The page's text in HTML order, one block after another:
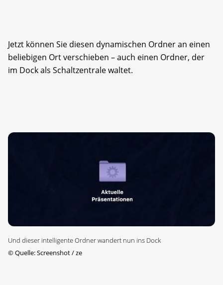
Jetzt können Sie diesen dynamischen Ordner an einen
beliebigen Ort verschieben – auch einen Ordner, der
im Dock als Schaltzentrale waltet.
Und dieser intelligente Ordner wandert nun ins Dock
©Quelle: Screenshot / ze